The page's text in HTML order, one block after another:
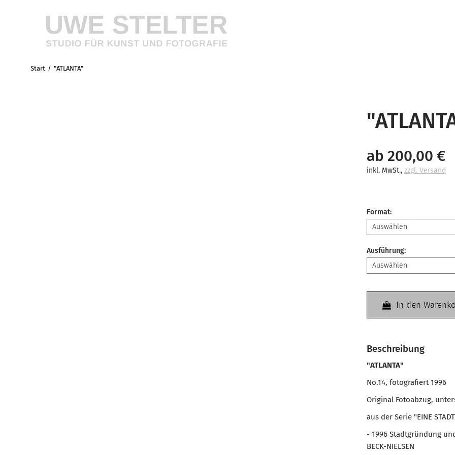
Start "ATLANTA"
ab 200,00 €
inkl. MwSt., zzgl. Versand
Format:
Ausführung:
In den
Beschreibung
"ATLANTA"
No.14, fotografiert 1996
Original Fotoabzug,
aus der Serie "EINE
- 1996 Stadtgründung
BECK-NIELSEN